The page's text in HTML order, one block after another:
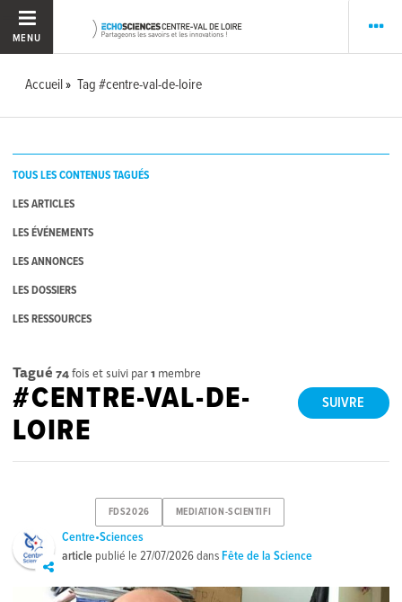
MENU
Accueil Tag #centre-val-de-loire
TOUS LES CONTENUS TAGUÉS
LES ARTICLES
LES ÉVÉNEMENTS
LES ANNONCES
LES DOSSIERS
LES RESSOURCES
Tagué 74fois et suivi par1 membre
SUIVRE
#CENTRE-VAL-DE-
LOIRE
FDS2026 MEDIATION-SCIENTIFI
Centre•Sciences
article publié le27/07/2026dansFête de la Science